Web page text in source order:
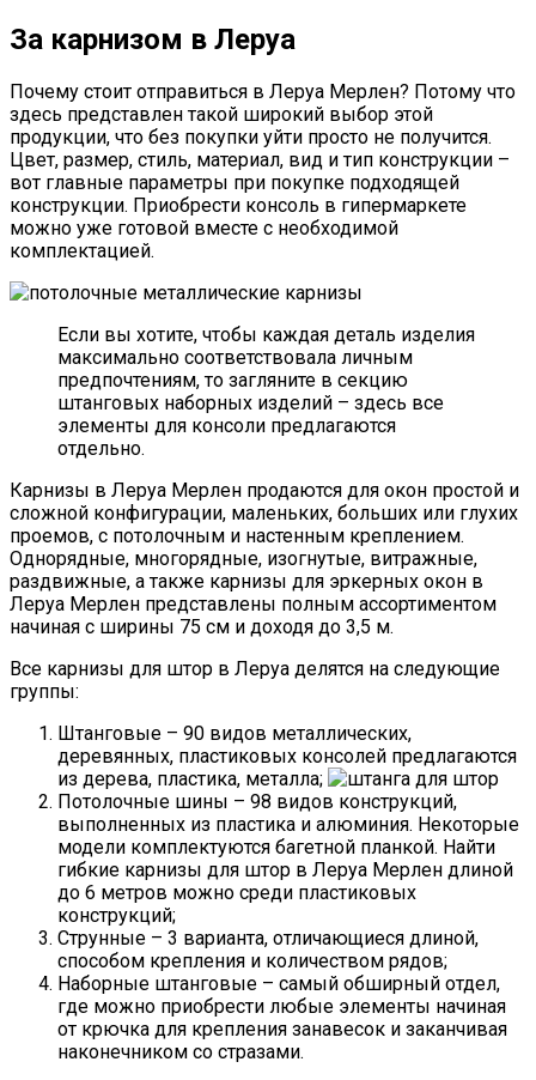
За карнизом в Леруа
Почему стоит отправиться в Леруа Мерлен? Потому что
здесь представлен такой широкий выбор этой
продукции, что без покупки уйти просто не получится.
Цвет, размер, стиль, материал, вид и тип конструкции –
вот главные параметры при покупке подходящей
конструкции. Приобрести консоль в гипермаркете
можно уже готовой вместе с необходимой
комплектацией.
Если вы хотите, чтобы каждая деталь изделия
максимально соответствовала личным
предпочтениям, то загляните в секцию
штанговых наборных изделий – здесь все
элементы для консоли предлагаются
отдельно.
Карнизы в Леруа Мерлен продаются для окон простой и
сложной конфигурации, маленьких, больших или глухих
проемов, с потолочным и настенным креплением.
Однорядные, многорядные, изогнутые, витражные,
раздвижные, а также карнизы для эркерных окон в
Леруа Мерлен представлены полным ассортиментом
начиная с ширины 75 см и доходя до 3,5 м.
Все карнизы для штор в Леруа делятся на следующие
группы:
Штанговые – 90 видов металлических,
деревянных, пластиковых консолей предлагаются
из дерева, пластика, металла;
Потолочные шины – 98 видов конструкций,
выполненных из пластика и алюминия. Некоторые
модели комплектуются багетной планкой. Найти
гибкие карнизы для штор в Леруа Мерлен длиной
до 6 метров можно среди пластиковых
конструкций;
Струнные – 3 варианта, отличающиеся длиной,
способом крепления и количеством рядов;
Наборные штанговые – самый обширный отдел,
где можно приобрести любые элементы начиная
от крючка для крепления занавесок и заканчивая
наконечником со стразами.